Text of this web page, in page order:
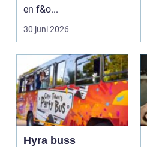
en f&o...
30 juni 2026
Hyra buss